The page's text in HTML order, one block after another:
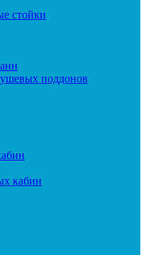
стойки
поддонов
кабин